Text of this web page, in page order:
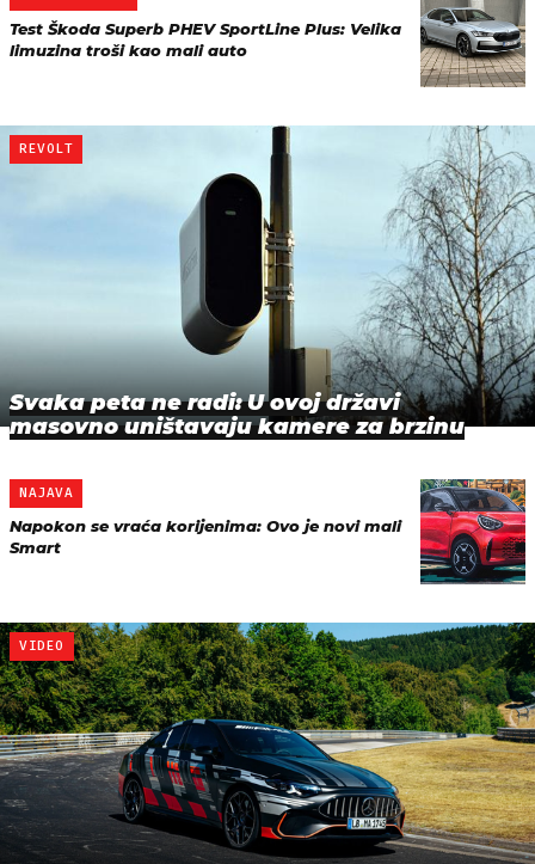
Test Škoda Superb PHEV SportLine Plus: Velika
limuzina troši kao mali auto
REVOLT
Svaka peta ne radi: U ovoj državi
masovno uništavaju kamere za brzinu
NAJAVA
Napokon se vraća korijenima: Ovo je novi mali
Smart
VIDEO